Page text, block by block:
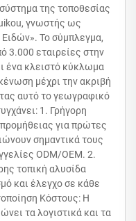
της τοποθεσίας
γνωστής ως
Το σύμπλεγμα,
3.000 εταιρείες στην
ένα κλειστό κύκλωμα
μέχρι την ακριβή
αυτό το γεωγραφικό
1. Γρήγορη
για πρώτες
σημαντικά τους
ODM/OEM. 2.
τοπική αλυσίδα
και έλεγχο σε κάθε
Κόστους: Η
τα λογιστικά και τα